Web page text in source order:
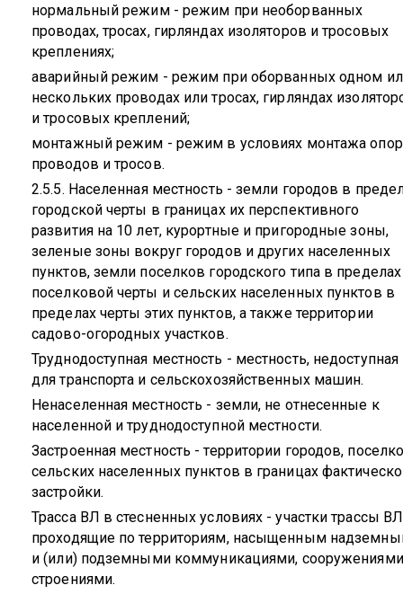
нормальный режим - режим при необорванных
проводах, тросах, гирляндах изоляторов и тросовых
креплениях;
аварийный режим - режим при оборванных одном
нескольких проводах или тросах, гирляндах
и тросовых креплений;
монтажный режим - режим в условиях монтажа
проводов и тросов.
2.5.5. Населенная местность - земли городов в
городской черты в границах их перспективного
развития на 10 лет, курортные и пригородные зоны,
зеленые зоны вокруг городов и других населенных
пунктов, земли поселков городского типа в пределах
поселковой черты и сельских населенных пунктов в
пределах черты этих пунктов, а также территории
садово-огородных участков.
Труднодоступная местность - местность, недоступная
для транспорта и сельскохозяйственных машин.
Ненаселенная местность - земли, не отнесенные к
населенной и труднодоступной местности.
Застроенная местность - территории городов,
сельских населенных пунктов в границах
застройки.
Трасса ВЛ в стесненных условиях - участки трассы
проходящие по территориям, насыщенным
и (или) подземными коммуникациями,
строениями.